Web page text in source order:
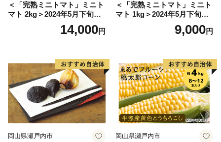
京都府基金」を設置、いただいたご寄附を全て文化財保
護のために使用しています。
このような取組みができるのも、京都の文化を愛する
これまでご協力をいただいた全ての皆様に感謝申し上げ
るとともに、京都の文化財保護のため、なお一層のご理
解ご協力をお願いいたします。
www.pref.kyoto.jp/furusatokifu/
京都府文化生活部文化政策室
電話番号 075-414-4521
＜「完熟ミニトマト」ミニト
マト 2kg＞2024年5月下旬迄
に順次出荷 野菜ソムリエサ
ミット アルル・リリカ共に
県 高鍋町産 産地直送 有機肥
料使用 高糖度 西森農園
14,000円
＜「完熟ミニトマト」ミニト
マト 1kg＞2024年5月下旬迄
に順次出荷 野菜ソムリエサ
ミット アルル・リリカ共に
県 高鍋町産 産地直送 有機肥
料使用 高糖度 西森農園
9,000円
岡山県瀬戸内市 岡山県瀬戸内市